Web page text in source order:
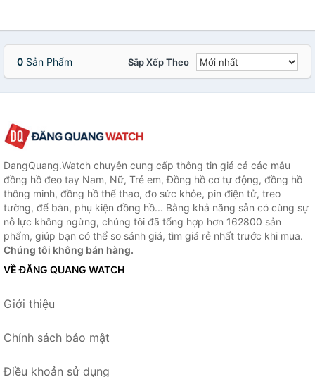
0 Sản Phẩm Sắp Xếp Theo
DangQuang.Watch chuyên cung cấp thông tin giá cả các mẫu
đồng hồ đeo tay Nam, Nữ, Trẻ em, Đồng hồ cơ tự động, đồng hồ
thông minh, đồng hồ thể thao, đo sức khỏe, pin điện tử, treo
tường, để bàn, phụ kiện đồng hồ... Bằng khả năng sẵn có cùng sự
nỗ lực không ngừng, chúng tôi đã tổng hợp hơn 162800 sản
phẩm, giúp bạn có thể so sánh giá, tìm giá rẻ nhất trước khi mua.
Chúng tôi không bán hàng.
VỀ ĐĂNG QUANG WATCH
Giới thiệu
Chính sách bảo mật
Điều khoản sử dụng